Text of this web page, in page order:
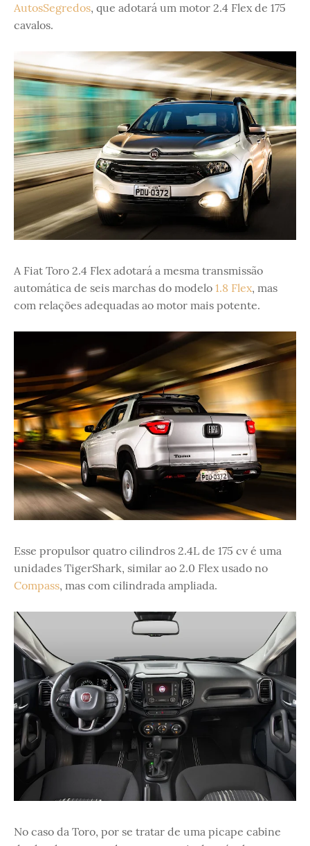
AutosSegredos, que adotará um motor 2.4 Flex de 175
cavalos.
A Fiat Toro 2.4 Flex adotará a mesma transmissão
automática de seis marchas do modelo 1.8 Flex, mas
com relações adequadas ao motor mais potente.
Esse propulsor quatro cilindros 2.4L de 175 cv é uma
unidades TigerShark, similar ao 2.0 Flex usado no
Compass, mas com cilindrada ampliada.
No caso da Toro, por se tratar de uma picape cabine